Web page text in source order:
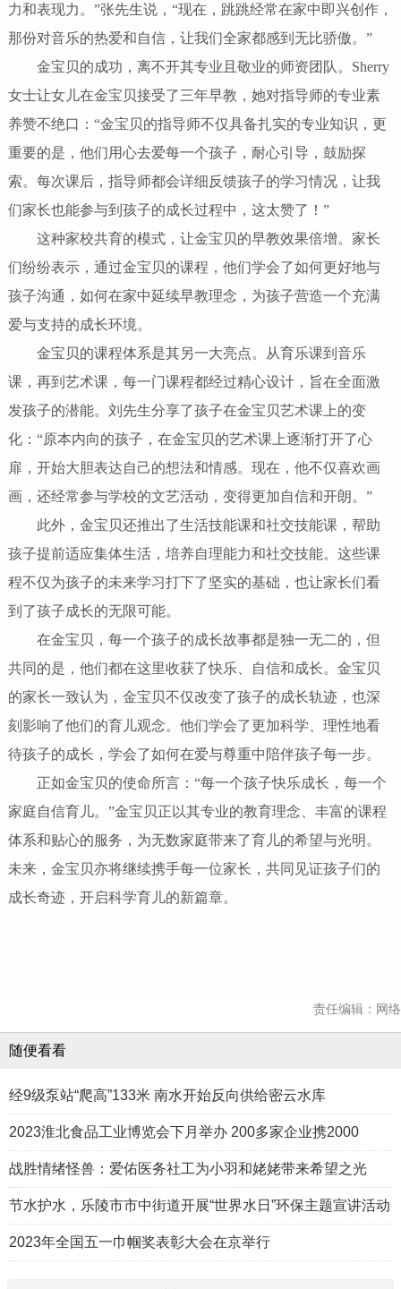
力和表现力。 ”张先生说，“现在， 跳跳经常在家中即兴创作，
那份对音乐的热爱和自信，让我们全家都感到无比骄傲。 ”
金宝贝的成功，离不开其专业且敬业的师资团队。 Sherry
女士让女儿在金宝贝接受了三年早教，她对指导师的专业素
养赞不绝口： “金宝贝的指导师不仅具备扎实的专业知识，更
重要的是，他们用心去爱每一个孩子，耐心引导，鼓励探
索。每次课后，指导师都会详细反馈孩子的学习情况，让我
们家长也能参与到孩子的成长过程中 ，这太赞了！ ”
这种家校共育的模式，让金宝贝的早教效果倍增。家长
们纷纷表示，通过金宝贝的课程，他们学会了如何更好地与
孩子沟通，如何在家中延续早教理念，为孩子营造一个充满
爱与支持的成长环境。
金宝贝的课程体系是其另一大亮点。从育乐课到音乐
课，再到艺术课，每一门课程都经过精心设计，旨在全面激
发孩子的潜能。刘先生分享了孩子在金宝贝艺术课上的变
化： “原本内向的孩子，在金宝贝的艺术课上逐渐打开了心
扉，开始大胆表达自己的想法和情感。现在，他不仅喜欢画
画，还经常参与学校的文艺活动，变得更加自信和开朗。”
此外，金宝贝还推出了生活技能课和社交技能课，帮助
孩子提前适应集体生活，培养自理能力和社交技能。这些课
程不仅为孩子的未来学习打下了坚实的基础，也让家长们看
到了孩子成长的无限可能。
在金宝贝，每一个孩子的成长故事都是独一无二的，但
共同的是，他们都在这里收获了快乐、自信和成长。 金宝贝
的家长一致认为， 金宝贝不仅改变了孩子的成长轨迹，也深
刻影响了他们的育儿观念。他们学会了更加科学、理性地看
待孩子的成长，学会了如何在爱与尊重中陪伴孩子每一步。
正如金宝贝的使命所言： “每一个孩子快乐成长，每一个
家庭自信育儿。”金宝贝正以其专业的教育理念、丰富的课程
体系和贴心的服务，为无数家庭带来了育儿的希望与光明。
未来，金宝贝亦将继续携手每一位家长，共同见证孩子们的
成长奇迹，开启科学育儿的新篇章。
责任编辑：网络
随便看看
经9级泵站“爬高”133米 南水开始反向供给密云水库
2023淮北食品工业博览会下月举办 200多家企业携2000
战胜情绪怪兽：爱佑医务社工为小羽和姥姥带来希望之光
节水护水，乐陵市市中街道开展“世界水日”环保主题宣讲活动
2023年全国五一巾帼奖表彰大会在京举行